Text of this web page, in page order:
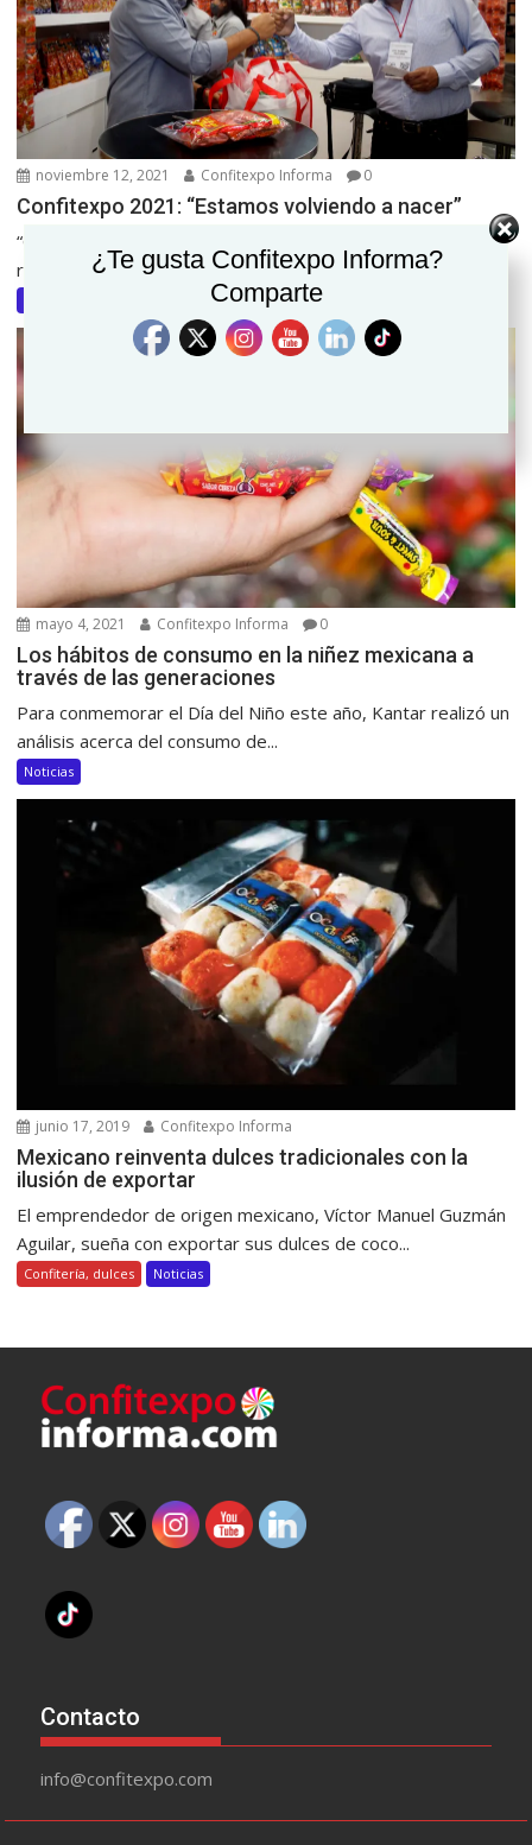
noviembre 12, 2021 Confitexpo Informa 0
Confitexpo 2021: “Estamos volviendo a nacer”
“Confitexpo es un referente de exposición que nos permite
reunirnos para conocer innovaciones y delicias cada...
mayo 4, 2021 Confitexpo Informa 0
Los hábitos de consumo en la niñez mexicana a
través de las generaciones
Para conmemorar el Día del Niño este año, Kantar realizó un
análisis acerca del consumo de...
Noticias
junio 17, 2019 Confitexpo Informa
Mexicano reinventa dulces tradicionales con la
ilusión de exportar
El emprendedor de origen mexicano, Víctor Manuel Guzmán
Aguilar, sueña con exportar sus dulces de coco...
Confitería, dulces Noticias
Contacto
info@confitexpo.com
¿Te gusta Confitexpo Informa?
Comparte